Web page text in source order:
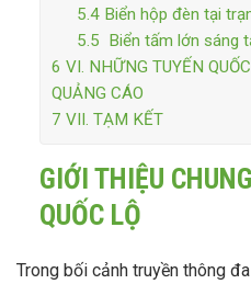
5.4Biển hộp đèn tại
5.5 Biển tấm lớn sáng
6 VI. NHỮNG TUYẾN
QUẢNG CÁO
7 VII. TẠM KẾT
GIỚI THIỆU
QUỐC LỘ
Trong bối cảnh truyền thông